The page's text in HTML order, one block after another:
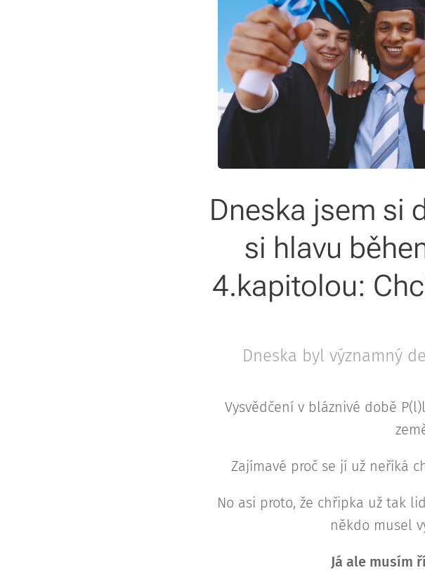
Dneska jsem si
si hlavu
4.kapitolou:
Dneska byl významný
Vysvědčení v bláznivé době
Zajímavé proč se jí už neříká
No asi proto, že chřipka už tak
někdo musel
Já ale musím